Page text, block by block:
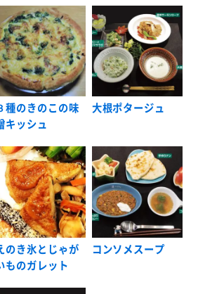
種のきのこの味
キッシュ
大根ポタージュ
のき氷とじゃが
ものガレット
コンソメスープ